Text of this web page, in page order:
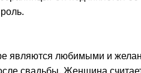
являются любимыми и
свадьбы. Женщина